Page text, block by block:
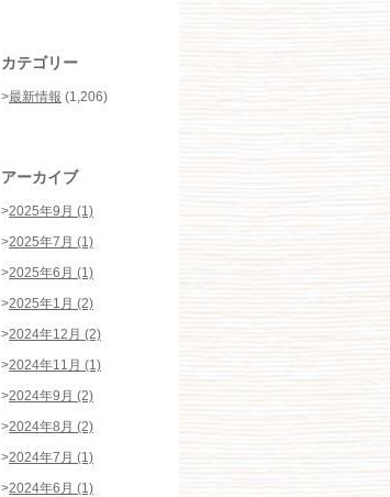
カテゴリー
>最新情報 (1,206)
アーカイブ
>2025年9月 (1)
>2025年7月 (1)
>2025年6月 (1)
>2025年1月 (2)
>2024年12月 (2)
>2024年11月 (1)
>2024年9月 (2)
>2024年8月 (2)
>2024年7月 (1)
>2024年6月 (1)